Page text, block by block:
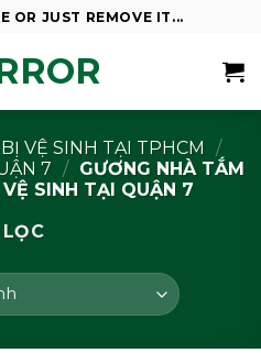
OR JUST REMOVE IT...
VỆ SINH TẠI TPHCM
/
7 / GƯƠNG NHÀ TẮM
SINH TẠI QUẬN 7
LỌC